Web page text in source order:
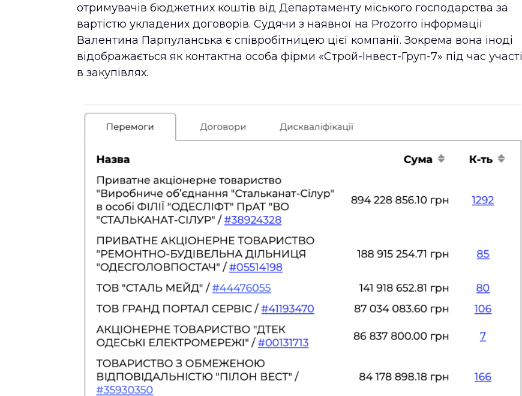
отримувачів бюджетних коштів від Департаменту міського господарства за
вартістю укладених договорів. Судячи з наявної на Prozorro інформації
Валентина Парпуланська є співробітницею цієї компанії. Зокрема вона іноді
відображається як контактна особа фірми «Строй-Інвест-Груп-7» під час участі
в закупівлях.